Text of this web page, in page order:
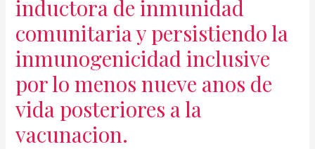
inductora de inmunidad
comunitaria y persistiendo la
inmunogenicidad inclusive
por lo menos nueve anos de
vida posteriores a la
vacunacion.